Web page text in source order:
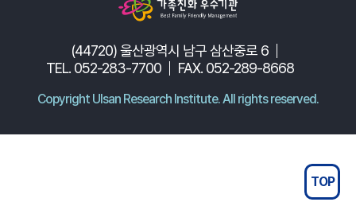
TOP
(44720) 울산광역시 남구 삼산중로 6
TEL. 052-283-7700
FAX. 052-289-8668
Copyright Ulsan Research Institute. All rights reserved.